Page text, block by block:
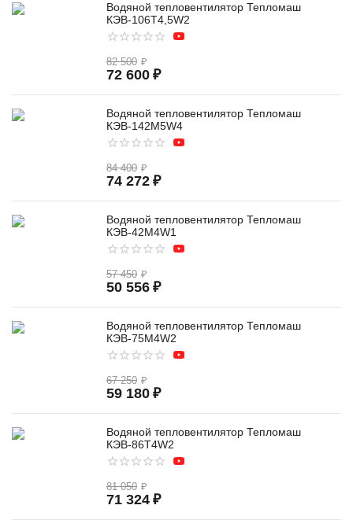
Водяной тепловентилятор Тепломаш
КЭВ-106T4,5W2
82 500 ₽
72 600 ₽
Водяной тепловентилятор Тепломаш
КЭВ-142M5W4
84 400 ₽
74 272 ₽
Водяной тепловентилятор Тепломаш
КЭВ-42M4W1
57 450 ₽
50 556 ₽
Водяной тепловентилятор Тепломаш
КЭВ-75M4W2
67 250 ₽
59 180 ₽
Водяной тепловентилятор Тепломаш
КЭВ-86T4W2
81 050 ₽
71 324 ₽